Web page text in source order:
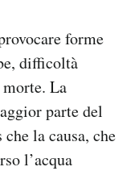
forme
difficoltà
La
parte del
la causa, che
l’acqua